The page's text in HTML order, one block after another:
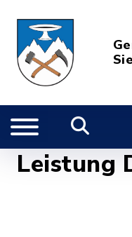
Leistung